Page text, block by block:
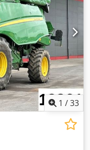
1 /33